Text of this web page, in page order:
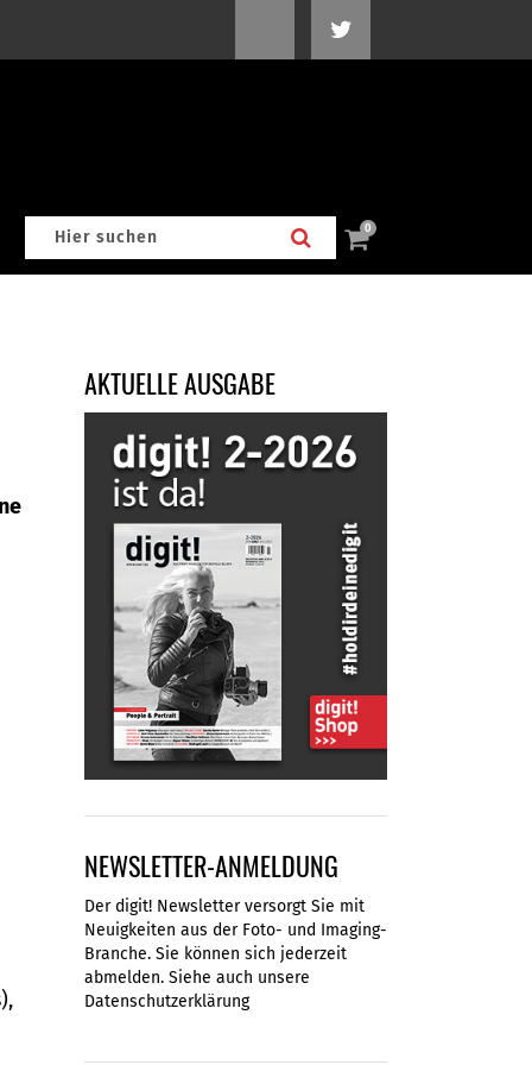
0
AKTUELLE AUSGABE
NEWSLETTER-ANMELDUNG
Der digit! Newsletter versorgt Sie mit
Neuigkeiten aus der Foto- und Imaging-
Branche. Sie können sich jederzeit
abmelden. Siehe auch unsere
Datenschutzerklärung